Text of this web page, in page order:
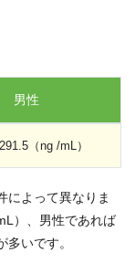
男性
（ng /mL）
によって異なりま
）、男性であれば
いです。